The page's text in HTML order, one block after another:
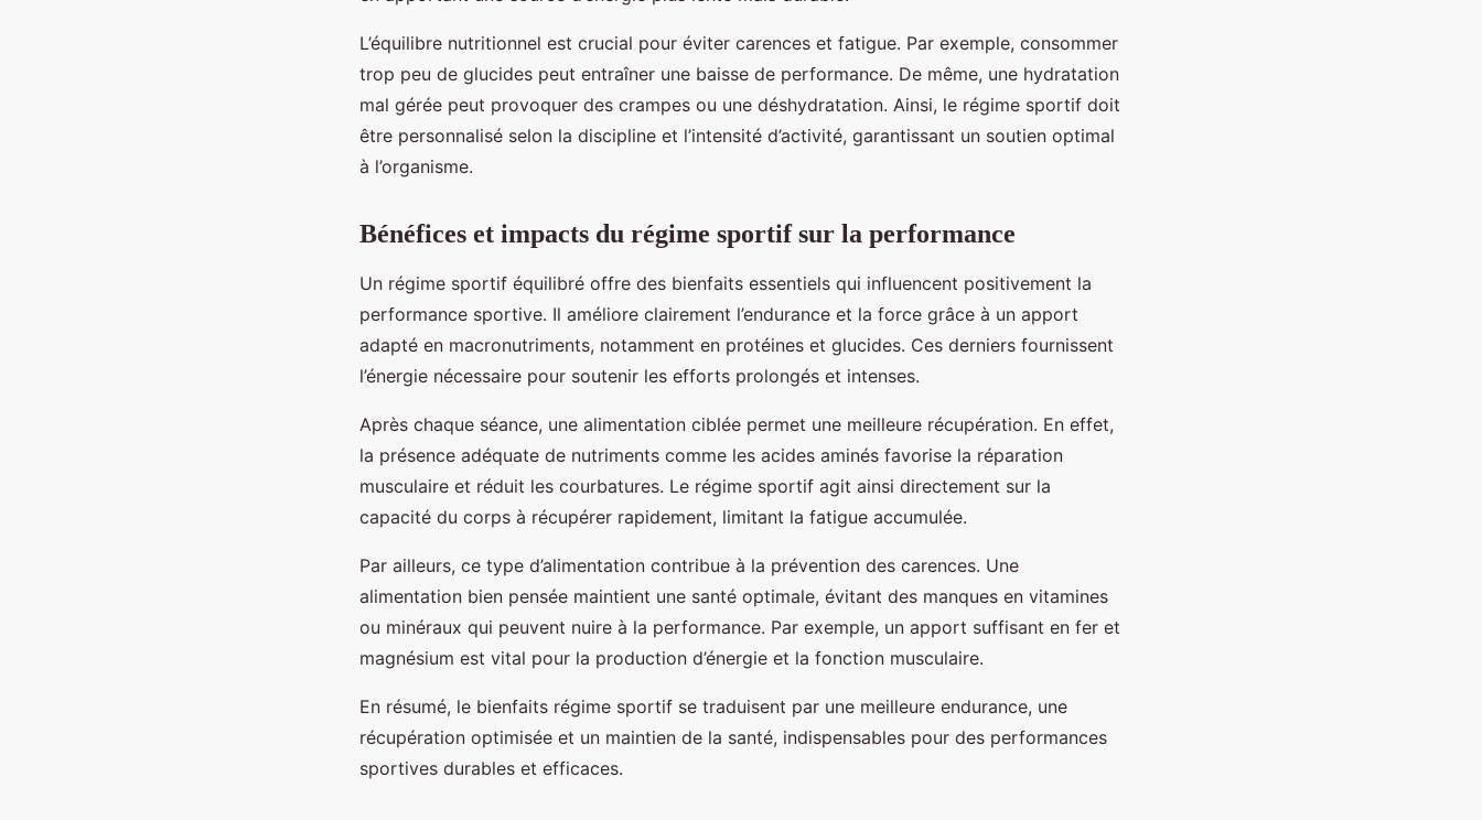
L’équilibre nutritionnel est crucial pour éviter carences et fatigue. Par exemple, consommer
trop peu de glucides peut entraîner une baisse de performance. De même, une hydratation
mal gérée peut provoquer des crampes ou une déshydratation. Ainsi, le régime sportif doit
être personnalisé selon la discipline et l’intensité d’activité, garantissant un soutien optimal
à l’organisme.
Bénéfices et impacts du régime sportif sur la performance
Un régime sportif équilibré offre des bienfaits essentiels qui influencent positivement la
performance sportive. Il améliore clairement l’endurance et la force grâce à un apport
adapté en macronutriments, notamment en protéines et glucides. Ces derniers fournissent
l’énergie nécessaire pour soutenir les efforts prolongés et intenses.
Après chaque séance, une alimentation ciblée permet une meilleure récupération. En effet,
la présence adéquate de nutriments comme les acides aminés favorise la réparation
musculaire et réduit les courbatures. Le régime sportif agit ainsi directement sur la
capacité du corps à récupérer rapidement, limitant la fatigue accumulée.
Par ailleurs, ce type d’alimentation contribue à la prévention des carences. Une
alimentation bien pensée maintient une santé optimale, évitant des manques en vitamines
ou minéraux qui peuvent nuire à la performance. Par exemple, un apport suffisant en fer et
magnésium est vital pour la production d’énergie et la fonction musculaire.
En résumé, le bienfaits régime sportif se traduisent par une meilleure endurance, une
récupération optimisée et un maintien de la santé, indispensables pour des performances
sportives durables et efficaces.